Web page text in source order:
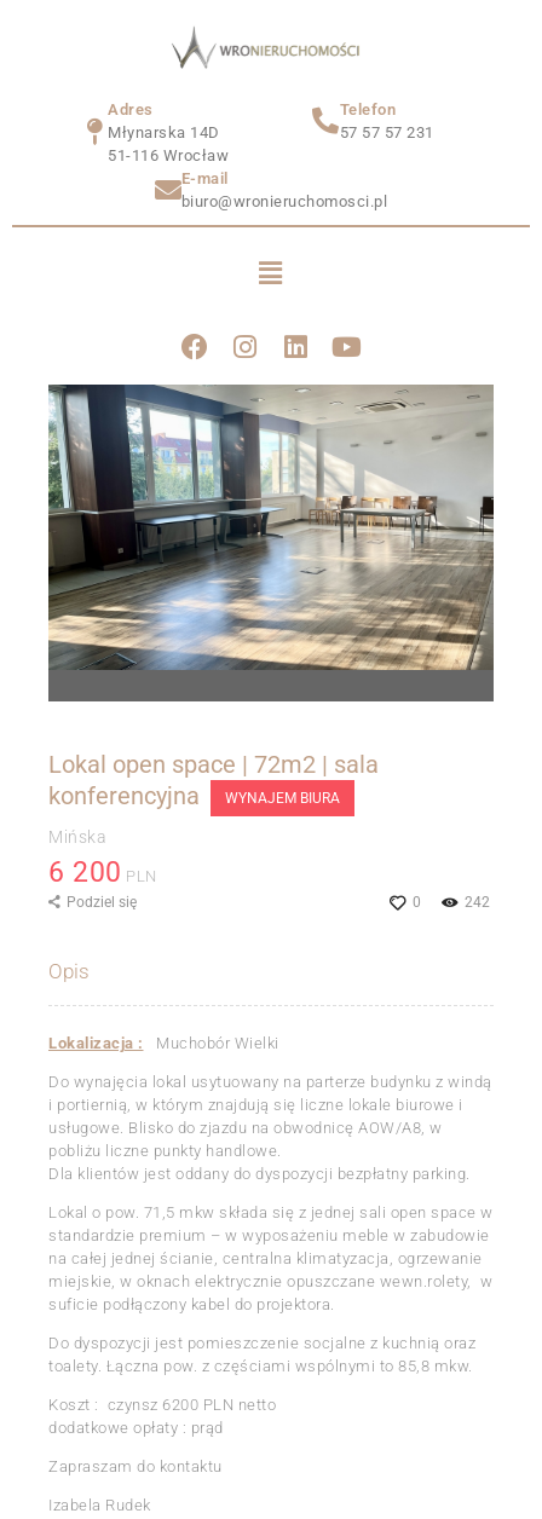
Adres
Młynarska 14D
51-116 Wrocław
Telefon
57 57 57 231
E-mail
biuro@wronieruchomosci.pl
Lokal open space | 72m2 | sala
konferencyjna
WYNAJEM BIURA
Mińska
6 200 PLN
242
0
Podziel się
Opis
Lokalizacja : Muchobór Wielki
Do wynajęcia lokal usytuowany na parterze budynku z windą
i portiernią, w którym znajdują się liczne lokale biurowe i
usługowe. Blisko do zjazdu na obwodnicę AOW/A8, w
pobliżu liczne punkty handlowe.
Dla klientów jest oddany do dyspozycji bezpłatny parking.
Lokal o pow. 71,5 mkw składa się z jednej sali open space w
standardzie premium – w wyposażeniu meble w zabudowie
na całej jednej ścianie, centralna klimatyzacja, ogrzewanie
miejskie, w oknach elektrycznie opuszczane wewn.rolety, w
suficie podłączony kabel do projektora.
Do dyspozycji jest pomieszczenie socjalne z kuchnią oraz
toalety. Łączna pow. z częściami wspólnymi to 85,8 mkw.
Koszt : czynsz 6200 PLN netto
dodatkowe opłaty : prąd
Zapraszam do kontaktu
Izabela Rudek